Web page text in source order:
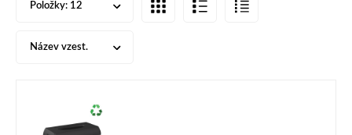
Položky: 12
Název vzest.